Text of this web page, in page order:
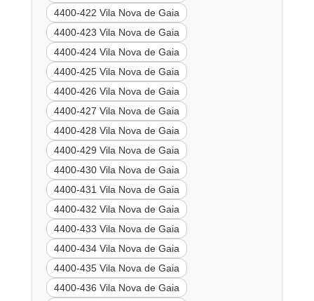
4400-422 Vila Nova de Gaia
4400-423 Vila Nova de Gaia
4400-424 Vila Nova de Gaia
4400-425 Vila Nova de Gaia
4400-426 Vila Nova de Gaia
4400-427 Vila Nova de Gaia
4400-428 Vila Nova de Gaia
4400-429 Vila Nova de Gaia
4400-430 Vila Nova de Gaia
4400-431 Vila Nova de Gaia
4400-432 Vila Nova de Gaia
4400-433 Vila Nova de Gaia
4400-434 Vila Nova de Gaia
4400-435 Vila Nova de Gaia
4400-436 Vila Nova de Gaia